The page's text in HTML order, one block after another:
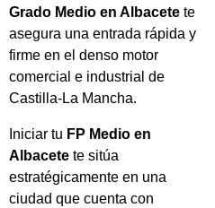
Grado Medio en Albacete te
asegura una entrada rápida y
firme en el denso motor
comercial e industrial de
Castilla-La Mancha.
Iniciar tu FP Medio en
Albacete te sitúa
estratégicamente en una
ciudad que cuenta con